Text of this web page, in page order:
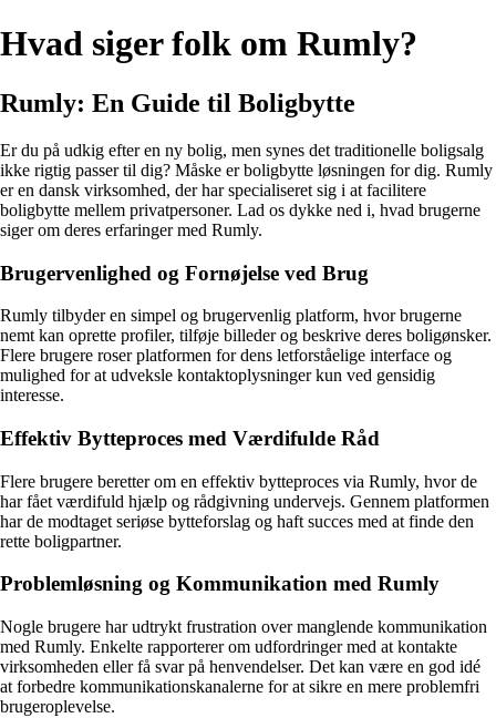
Hvad siger folk om Rumly?
Rumly: En Guide til Boligbytte
Er du på udkig efter en ny bolig, men synes det traditionelle boligsalg
ikke rigtig passer til dig? Måske er boligbytte løsningen for dig. Rumly
er en dansk virksomhed, der har specialiseret sig i at facilitere
boligbytte mellem privatpersoner. Lad os dykke ned i, hvad brugerne
siger om deres erfaringer med Rumly.
Brugervenlighed og Fornøjelse ved Brug
Rumly tilbyder en simpel og brugervenlig platform, hvor brugerne
nemt kan oprette profiler, tilføje billeder og beskrive deres boligønsker.
Flere brugere roser platformen for dens letforståelige interface og
mulighed for at udveksle kontaktoplysninger kun ved gensidig
interesse.
Effektiv Bytteproces med Værdifulde Råd
Flere brugere beretter om en effektiv bytteproces via Rumly, hvor de
har fået værdifuld hjælp og rådgivning undervejs. Gennem platformen
har de modtaget seriøse bytteforslag og haft succes med at finde den
rette boligpartner.
Problemløsning og Kommunikation med Rumly
Nogle brugere har udtrykt frustration over manglende kommunikation
med Rumly. Enkelte rapporterer om udfordringer med at kontakte
virksomheden eller få svar på henvendelser. Det kan være en god idé
at forbedre kommunikationskanalerne for at sikre en mere problemfri
brugeroplevelse.